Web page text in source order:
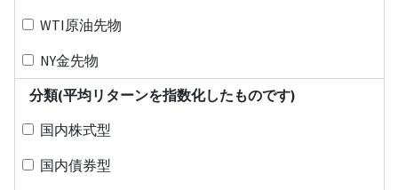
WTI原油先物
NY金先物
分類(平均リターンを指数化したものです)
国内株式型
国内債券型